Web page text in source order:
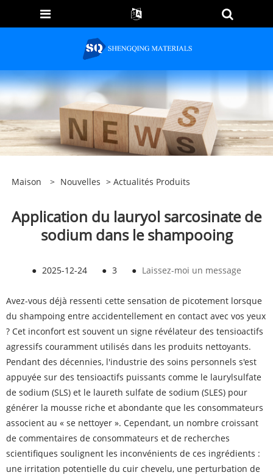
Maison > Nouvelles > Actualités Produits
Application du lauryol sarcosinate de
sodium dans le shampooing
● 2025-12-24 ● 3 ● Laissez-moi un message
Avez-vous déjà ressenti cette sensation de picotement lorsque
du shampoing entre accidentellement en contact avec vos yeux
? Cet inconfort est souvent un signe révélateur des tensioactifs
agressifs couramment utilisés dans les produits nettoyants.
Pendant des décennies, l'industrie des soins personnels s'est
appuyée sur des tensioactifs puissants comme le laurylsulfate
de sodium (SLS) et le laureth sulfate de sodium (SLES) pour
générer la mousse riche et abondante que les consommateurs
associent au « se nettoyer ». Cependant, un nombre croissant
de commentaires de consommateurs et de recherches
scientifiques soulignent les inconvénients de ces ingrédients :
une irritation potentielle du cuir chevelu, une perturbation de